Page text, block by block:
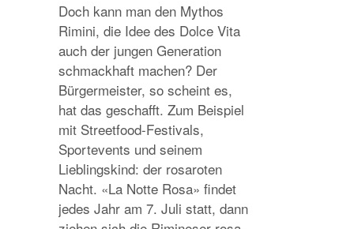
Doch kann man den Mythos
Rimini, die Idee des Dolce Vita
auch der jungen Generation
schmackhaft machen? Der
Bürgermeister, so scheint es,
hat das geschafft. Zum Beispiel
mit Streetfood-Festivals,
Sportevents und seinem
Lieblingskind: der rosaroten
Nacht. «La Notte Rosa» findet
jedes Jahr am 7. Juli statt, dann